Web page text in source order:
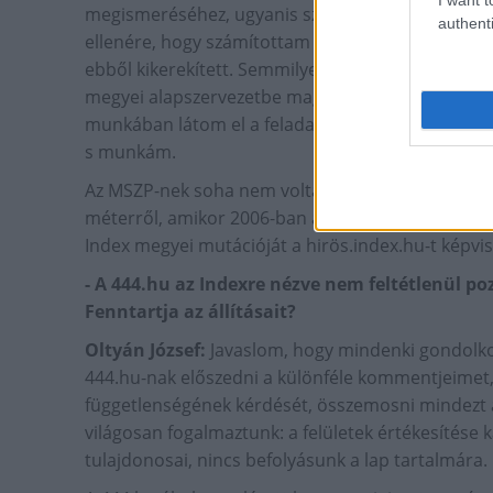
megismeréséhez, ugyanis szándékosan
ellenére, hogy számítottam heves reakciókra,
ebből kikerekített. Semmilyen módon nem
megyei alapszervezetbe magánéleti okokból
munkában látom el a feladatomat. Az üzleti
s munkám.
Az MSZP-nek soha nem voltam tagja, Zuschlag
méterről, amikor 2006-ban átvette Bács-Kiskun
Index megyei mutációját a hirös.index.hu-t
- A 444.hu az Indexre nézve nem feltétlenül
Fenntartja az állításait?
Oltyán József: Javaslom, hogy mindenki
444.hu-nak előszedni a különféle
függetlenségének kérdését, összemosni
világosan fogalmaztunk: a felületek értékesítése
tulajdonosai, nincs befolyásunk a lap tartalmára.